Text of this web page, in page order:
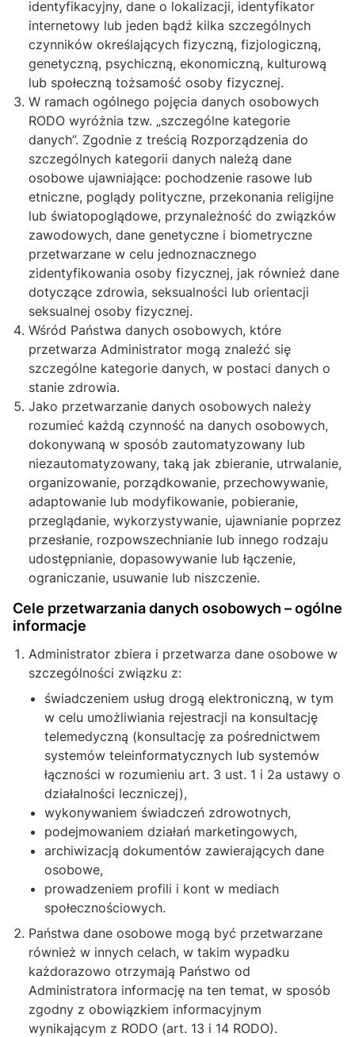
identyfikacyjny, dane o lokalizacji, identyfikator
internetowy lub jeden bądź kilka szczególnych
czynników określających fizyczną, fizjologiczną,
genetyczną, psychiczną, ekonomiczną, kulturową
lub społeczną tożsamość osoby fizycznej.
W ramach ogólnego pojęcia danych osobowych
RODO wyróżnia tzw. „szczególne kategorie
danych”. Zgodnie z treścią Rozporządzenia do
szczególnych kategorii danych należą dane
osobowe ujawniające: pochodzenie rasowe lub
etniczne, poglądy polityczne, przekonania religijne
lub światopoglądowe, przynależność do związków
zawodowych, dane genetyczne i biometryczne
przetwarzane w celu jednoznacznego
zidentyfikowania osoby fizycznej, jak również dane
dotyczące zdrowia, seksualności lub orientacji
seksualnej osoby fizycznej.
Wśród Państwa danych osobowych, które
przetwarza Administrator mogą znaleźć się
szczególne kategorie danych, w postaci danych o
stanie zdrowia.
Jako przetwarzanie danych osobowych należy
rozumieć każdą czynność na danych osobowych,
dokonywaną w sposób zautomatyzowany lub
niezautomatyzowany, taką jak zbieranie, utrwalanie,
organizowanie, porządkowanie, przechowywanie,
adaptowanie lub modyfikowanie, pobieranie,
przeglądanie, wykorzystywanie, ujawnianie poprzez
przesłanie, rozpowszechnianie lub innego rodzaju
udostępnianie, dopasowywanie lub łączenie,
ograniczanie, usuwanie lub niszczenie.
Cele przetwarzania danych osobowych – ogólne
informacje
Administrator zbiera i przetwarza dane osobowe w
szczególności związku z:
świadczeniem usług drogą elektroniczną, w tym
w celu umożliwiania rejestracji na konsultację
telemedyczną (konsultację za pośrednictwem
systemów teleinformatycznych lub systemów
łączności w rozumieniu art. 3 ust. 1 i 2a ustawy o
działalności leczniczej),
wykonywaniem świadczeń zdrowotnych,
podejmowaniem działań marketingowych,
archiwizacją dokumentów zawierających dane
osobowe,
prowadzeniem profili i kont w mediach
społecznościowych.
Państwa dane osobowe mogą być przetwarzane
również w innych celach, w takim wypadku
każdorazowo otrzymają Państwo od
Administratora informację na ten temat, w sposób
zgodny z obowiązkiem informacyjnym
wynikającym z RODO (art. 13 i 14 RODO).